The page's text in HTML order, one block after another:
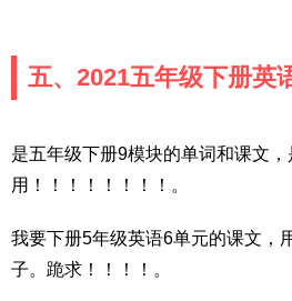
五、2021五年级下册英
是五年级下册9模块的单词和课文
用！！！！！！！！。
我要下册5年级英语6单元的课文，
子。跪求！！！！。